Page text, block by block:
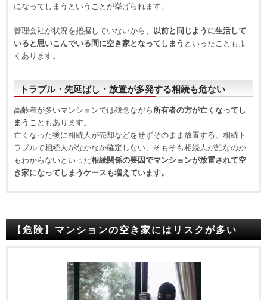
になってしまうということが挙げられます。
管理会社が状況を把握していないから、
以前と同じように生活して
いると思いこんでいる間に空き家となってしまう といったこともよ
くあります。
トラブル・先延ばし・放置が多発する相続も危ない
高齢者が多いマンションでは残念ながら 所有者の方が亡くなってし
まう こともあります。
亡くなった後に相続人が売却などをせずそのまま放置する、相続ト
ラブルで相続人がなかなか確定しない、そもそも相続人が誰なのか
もわからないといった相続関係の要因でマンションが放置されて空
き家になってしまうケースも増えています。
【危険】マンションの空き家にはリスクが多い